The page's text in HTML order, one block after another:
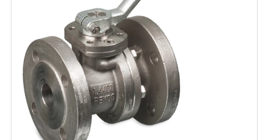
REGISTREREN
WERKEN BIJ
CONTACT
NL EN